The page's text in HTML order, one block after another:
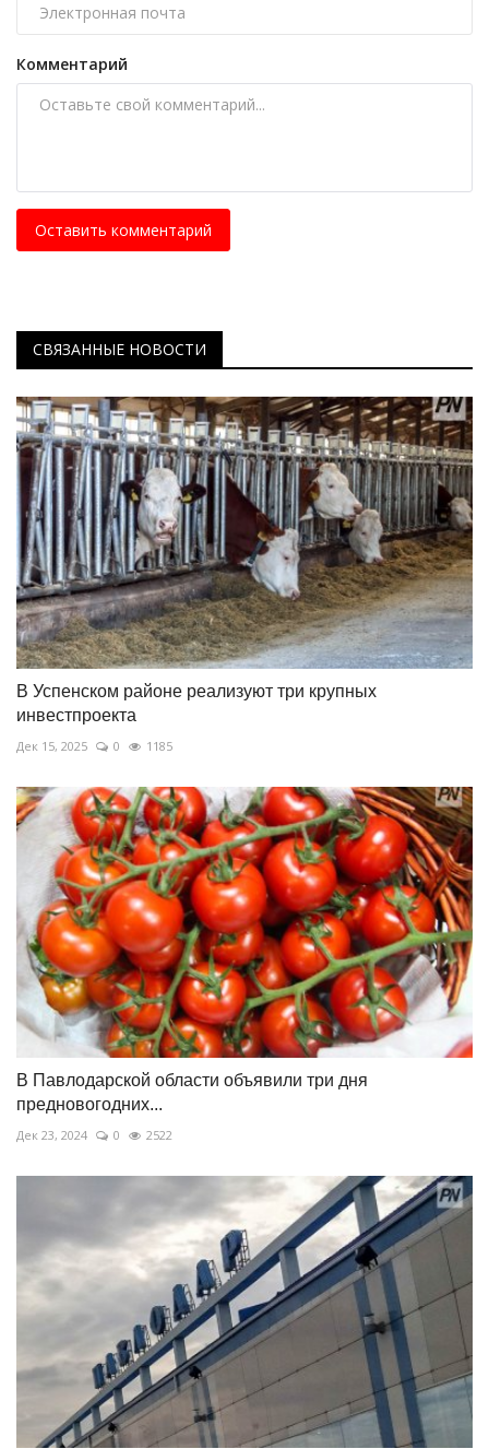
Комментарий
Оставить комментарий
СВЯЗАННЫЕ НОВОСТИ
В Успенском районе реализуют три крупных
инвестпроекта
Дек 15, 2025 0 1185
В Павлодарской области объявили три дня
предновогодних...
Дек 23, 2024 0 2522